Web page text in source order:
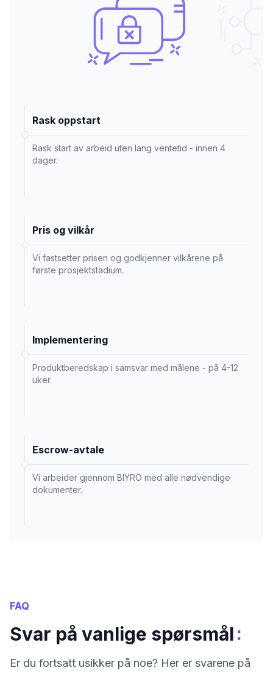
Rask oppstart
Rask start av arbeid uten lang ventetid - innen 4
dager.
Pris og vilkår
Vi fastsetter prisen og godkjenner vilkårene på
første prosjektstadium.
Implementering
Produktberedskap i samsvar med målene - på 4-12
uker.
Escrow-avtale
Vi arbeider gjennom BIYRO med alle nødvendige
dokumenter.
FAQ
Svar på vanlige spørsmål:
Er du fortsatt usikker på noe? Her er svarene på